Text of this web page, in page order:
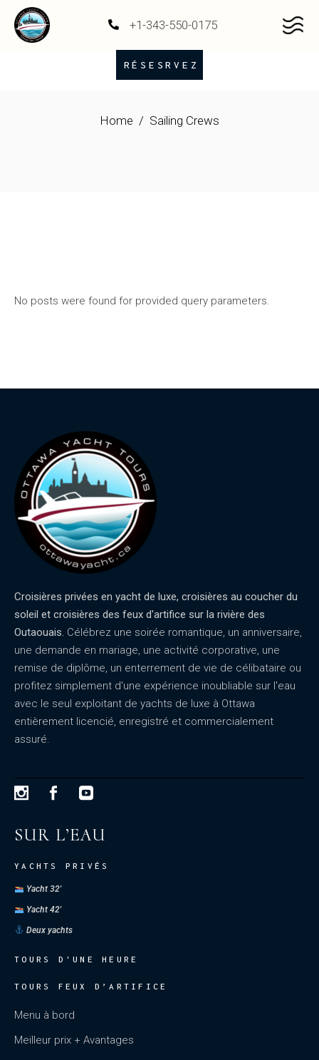
+1-343-550-0175
RÉSESRVEZ
Home Sailing Crews
No posts were found for provided query parameters.
Croisières privées en yacht de luxe, croisières au coucher du
soleil et croisières des feux d'artifice sur la rivière des
Outaouais. Célébrez une soirée romantique, un anniversaire,
une demande en mariage, une activité corporative, une
remise de diplôme, un enterrement de vie de célibataire ou
profitez simplement d'une expérience inoubliable sur l'eau
avec le seul exploitant de yachts de luxe à Ottawa
entièrement licencié, enregistré et commercialement
assuré.
SUR L’EAU
YACHTS PRIVÉS
Yacht 32'
Yacht 42'
Deux yachts
TOURS D'UNE HEURE
TOURS FEUX D’ARTIFICE
Menu à bord
Meilleur prix + Avantages